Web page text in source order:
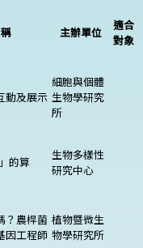
主辦單位
適合
對象
動及展示
細胞與個體
生物學研究
所
的算
生物多樣性
研究中心
？農桿菌
因工程師
植物暨微生
物學研究所